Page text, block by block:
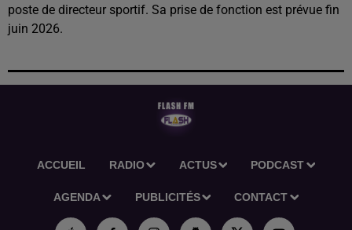
poste de directeur sportif. Sa prise de fonction est prévue fin
juin 2026.
ACCUEIL RADIO ACTUS PODCAST
AGENDA PUBLICITÉS CONTACT